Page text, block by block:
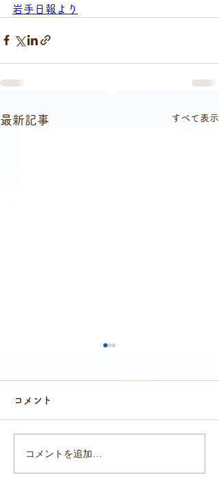
岩手日報より
最新記事 すべて表示
木曽御嶽山トレッキング
コメント
コメントを追加…